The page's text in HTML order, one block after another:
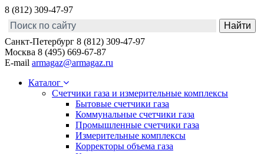
8 (812) 309-47-97
Санкт-Петербург 8 (812) 309-47-97
Москва 8 (495) 669-67-87
E-mail armagaz@armagaz.ru
Каталог
Счетчики газа и измерительные комплексы
Бытовые счетчики газа
Коммунальные счетчики газа
Промышленные счетчики газа
Измерительные комплексы
Корректоры объема газа